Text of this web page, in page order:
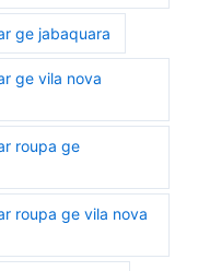
ge jabaquara
ge vila nova
roupa ge
roupa ge vila nova